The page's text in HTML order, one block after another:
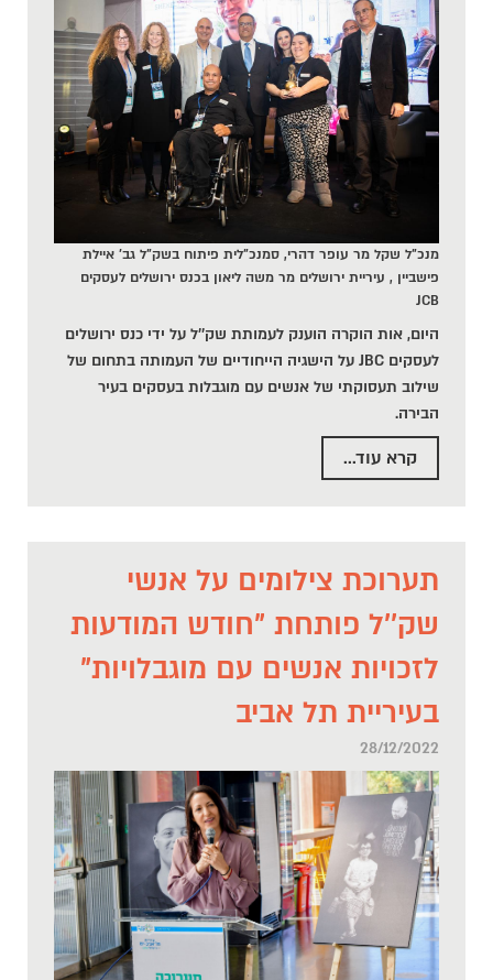
מנכ"ל שקל מר עופר דהרי, סמנכ"לית פיתוח בשק"ל גב' איילת
פישביין , עיריית ירושלים מר משה ליאון בכנס ירושלים לעסקים
JCB
היום, אות הוקרה הוענק לעמותת שק''ל על ידי כנס ירושלים
לעסקים JBC על הישגיה הייחודיים של העמותה בתחום של
שילוב תעסוקתי של אנשים עם מוגבלות בעסקים בעיר
הבירה.
קרא עוד...
תערוכת צילומים על אנשי
שק''ל פותחת "חודש המודעות
לזכויות אנשים עם מוגבלויות"
בעיריית תל אביב
28/12/2022